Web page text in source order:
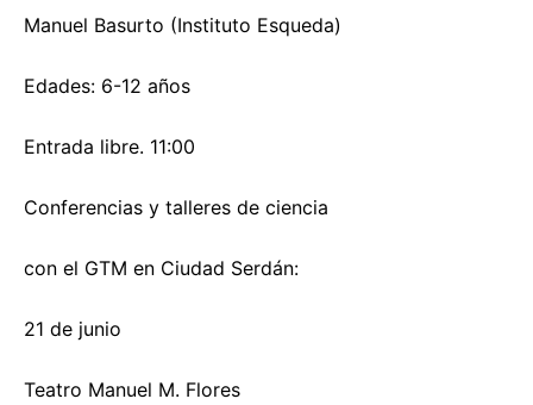
Manuel Basurto (Instituto Esqueda)
Edades: 6-12 años
Entrada libre. 11:00
Conferencias y talleres de ciencia
con el GTM en Ciudad Serdán:
21 de junio
Teatro Manuel M. Flores